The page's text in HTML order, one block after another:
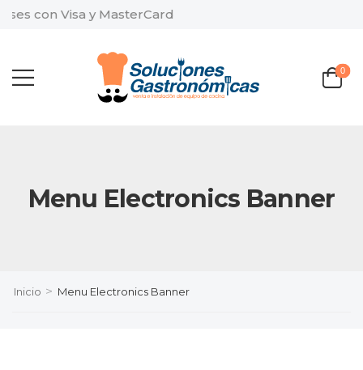
con Visa y MasterCard
0
Menu Electronics Banner
Inicio > Menu Electronics Banner